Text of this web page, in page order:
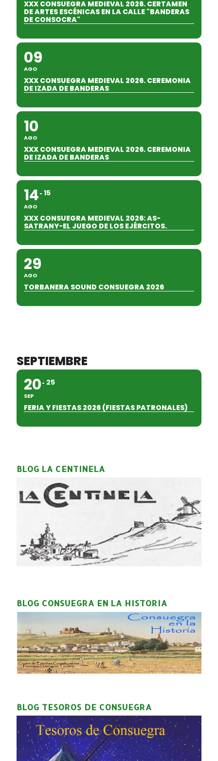
XXX CONSUEGRA MEDIEVAL 2026. CERTAMEN
DE ARTES ESCÉNICAS EN LA CALLE "BANDERAS
DE CONSOCRA"
09
AGO
XXX CONSUEGRA MEDIEVAL 2026. CEREMONIA
DE IZADA DE BANDERAS
10
AGO
XXX CONSUEGRA MEDIEVAL 2026. CEREMONIA
DE IZADA DE BANDERAS
14
AGO
15
XXX CONSUEGRA MEDIEVAL 2026: AS-
SATRANY-EL JUEGO DE LOS EJÉRCITOS.
29
AGO
TORBANERA SOUND CONSUEGRA 2026
SEPTIEMBRE
20
SEP
25
FERIA Y FIESTAS 2026 (FIESTAS PATRONALES)
BLOG LA CENTINELA
BLOG CONSUEGRA EN LA HISTORIA
BLOG TESOROS DE CONSUEGRA